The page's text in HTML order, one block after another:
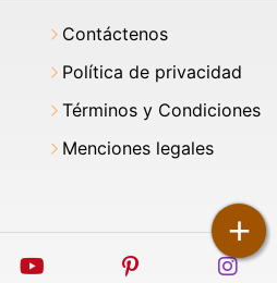
+
Contáctenos
Política de privacidad
Términos y Condiciones
Menciones legales
youtube pinterest